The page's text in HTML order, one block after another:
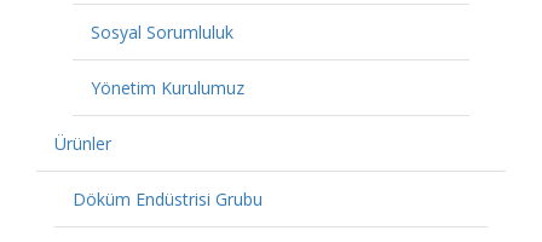
Sosyal Sorumluluk
Yönetim Kurulumuz
Ürünler
Döküm Endüstrisi Grubu